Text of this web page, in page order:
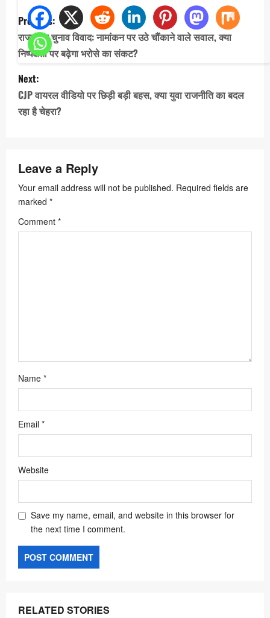
P
o
s
t
n
a
g
a
t
i
Previous:
राज्यसभा चुनाव विवाद: नामांकन पर उठे चौंकाने वाले सवाल, क्या
निष्पक्षता पर बढ़ेगा भरोसे का संकट?
Next:
CJP वायरल वीडियो पर छिड़ी बड़ी बहस, क्या युवा राजनीति का बदल
रहा है चेहरा?
Leave a Reply
Your email address will not be published. Required fields are
marked *
Comment *
Name *
Email *
Website
Save my name, email, and website in this browser for
the next time I comment.
RELATED STORIES